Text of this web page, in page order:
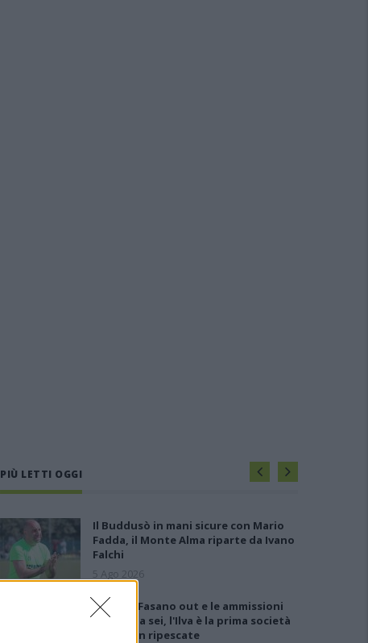
PIÙ LETTI OGGI
Il Buddusò in mani sicure con Mario
Fadda, il Monte Alma riparte da Ivano
Falchi
5 Ago 2026
Anche il Fasano out e le ammissioni
salgono a sei, l'Ilva è la prima società
tra le non ripescate